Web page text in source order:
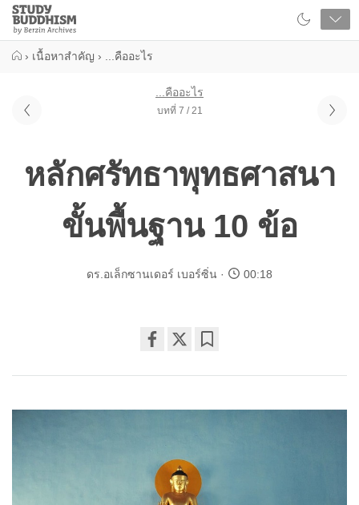
Close
Study
Buddhism
Home
› เนื้อหาสำคัญ › ...คืออะไร
...คืออะไร
บทที่ 7 / 21
หลักศรัทธาพุทธศาสนา
ขั้นพื้นฐาน 10 ข้อ
ดร.อเล็กซานเดอร์ เบอร์ซิ่น 00:18
on